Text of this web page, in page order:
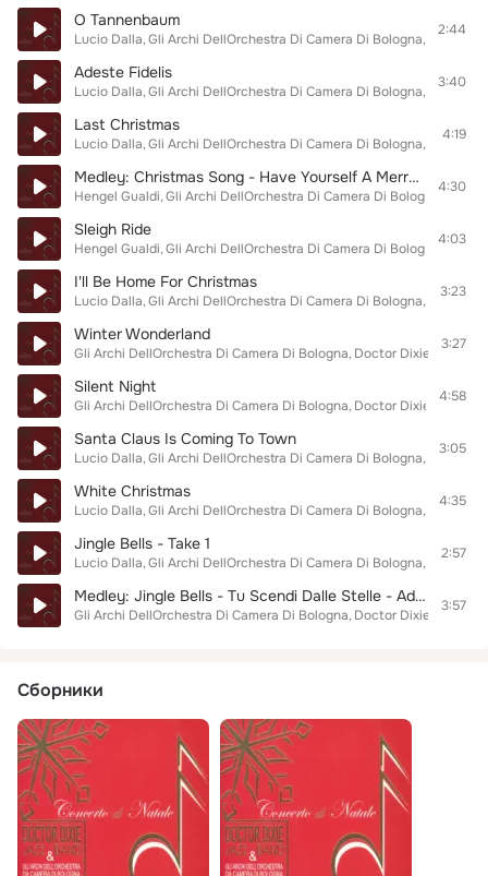
O Tannenbaum
Lucio Dalla Gli Archi DellOrchestra Di Camera Di Bologna Doctor
2:44
Adeste Fidelis
Lucio Dalla Gli Archi DellOrchestra Di Camera Di Bologna Doctor
3:40
Last Christmas
Lucio Dalla Gli Archi DellOrchestra Di Camera Di Bologna Doctor
4:19
Medley: Christmas Song - Have Yourself A Merry Little Christmas
Hengel Gualdi Gli Archi DellOrchestra Di Camera Di Bologna
4:30
Sleigh Ride
Hengel Gualdi Gli Archi DellOrchestra Di Camera Di Bologna
4:03
I'll Be Home For Christmas
Lucio Dalla Gli Archi DellOrchestra Di Camera Di Bologna Doctor
3:23
Winter Wonderland
Gli Archi DellOrchestra Di Camera Di Bologna Doctor Dixie Jazz
3:27
Silent Night
Gli Archi DellOrchestra Di Camera Di Bologna Doctor Dixie Jazz
4:58
Santa Claus Is Coming To Town
Lucio Dalla Gli Archi DellOrchestra Di Camera Di Bologna Doctor
3:05
White Christmas
Lucio Dalla Gli Archi DellOrchestra Di Camera Di Bologna Doctor
4:35
Jingle Bells - Take 1
Lucio Dalla Gli Archi DellOrchestra Di Camera Di Bologna Doctor
2:57
Medley: Jingle Bells - Tu Scendi Dalle Stelle - Adeste Fideles - Silent Night - White Christmas - Have Yourself A Merry Little Christmas
Gli Archi DellOrchestra Di Camera Di Bologna Doctor Dixie Jazz
3:57
Сборники